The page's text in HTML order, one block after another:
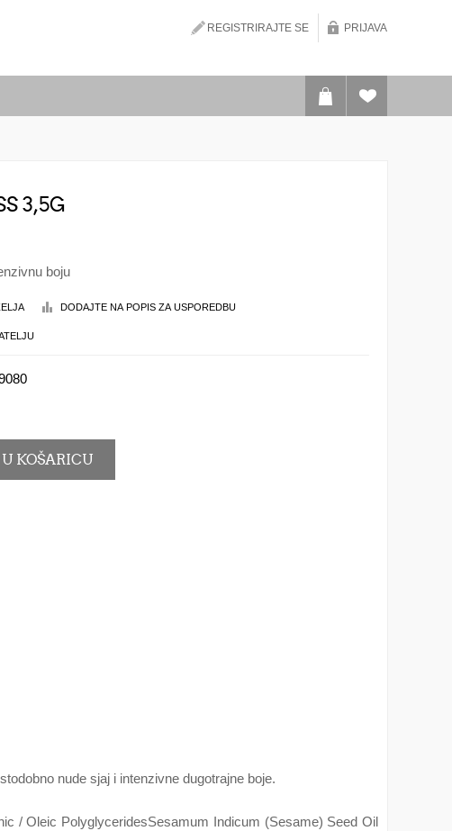
REGISTRIRAJTE SE PRIJAVA
3,5G
boju
nude sjaj i intenzivne dugotrajne boje.
/ Oleic PolyglyceridesSesamum Indicum (Sesame) Seed Oil